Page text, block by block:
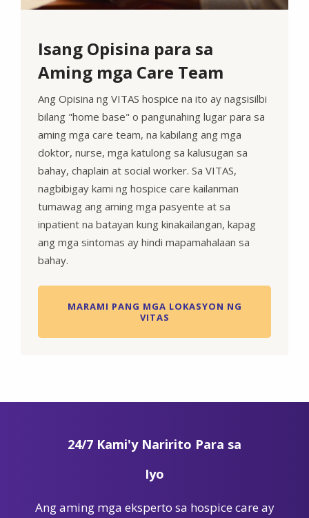
Isang Opisina para sa
Aming mga Care Team
Ang Opisina ng VITAS hospice na ito ay nagsisilbi
bilang "home base" o pangunahing lugar para sa
aming mga care team, na kabilang ang mga
doktor, nurse, mga katulong sa kalusugan sa
bahay, chaplain at social worker. Sa VITAS,
nagbibigay kami ng hospice care kailanman
tumawag ang aming mga pasyente at sa
inpatient na batayan kung kinakailangan, kapag
ang mga sintomas ay hindi mapamahalaan sa
bahay.
MARAMI PANG MGA LOKASYON NG
VITAS
24/7 Kami'y Naririto Para sa
Iyo
Ang aming mga eksperto sa hospice care ay